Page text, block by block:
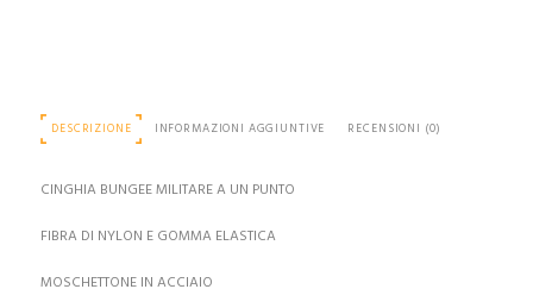
DESCRIZIONE INFORMAZIONI AGGIUNTIVE RECENSIONI (0)
CINGHIA BUNGEE MILITARE A UN PUNTO
FIBRA DI NYLON E GOMMA ELASTICA
MOSCHETTONE IN ACCIAIO